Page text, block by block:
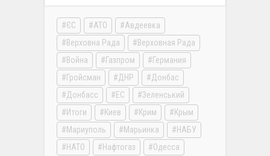
ЄС АТО
Авдеевка
Верховна Рада
Верховная Рада
Война
Газпром
Германия
Гройсман
ДНР
Донбас
Донбасс
ЕС
Зеленський
Итоги
Киев Крим
Крым
Мариуполь
Марьинка
НАБУ
НАТО
Нафтогаз Одесса